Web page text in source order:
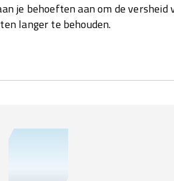
je behoeften aan om de versheid
langer te behouden.